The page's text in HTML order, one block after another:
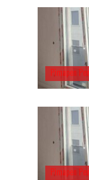
Pimapen
Pimapen